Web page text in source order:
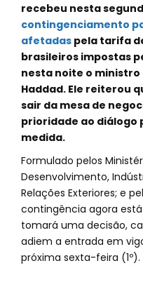
recebeu nesta
contingenciamento
afetadas pela tarifa
brasileiros impostas
nesta noite o ministro
Haddad. Ele reiterou
sair da mesa de
prioridade ao
medida.
Formulado pelos
Desenvolvimento,
Relações Exteriores; e
contingência agora está
tomará uma decisão,
adiem a entrada em
próxima sexta-feira (1º).